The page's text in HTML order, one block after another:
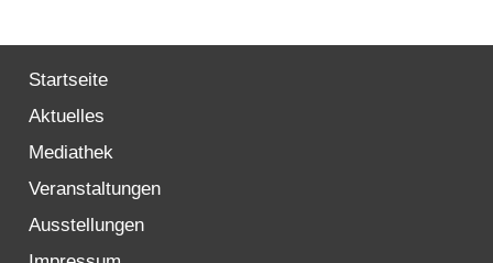
Online-Bewerbungen
Sprache/Language
Startseite
Aktuelles
Mediathek
Veranstaltungen
Ausstellungen